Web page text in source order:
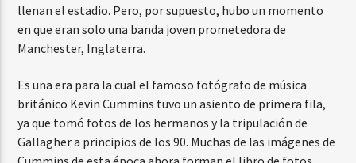
llenan el estadio. Pero, por supuesto, hubo un momento
en que eran solo una banda joven prometedora de
Manchester, Inglaterra.
Es una era para la cual el famoso fotógrafo de música
británico Kevin Cummins tuvo un asiento de primera fila,
ya que tomó fotos de los hermanos y la tripulación de
Gallagher a principios de los 90. Muchas de las imágenes de